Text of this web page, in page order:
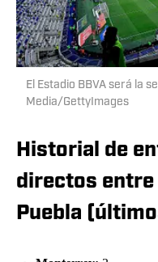
El Estadio BBVA será la
Media/GettyImages
Historial de
directos
Puebla